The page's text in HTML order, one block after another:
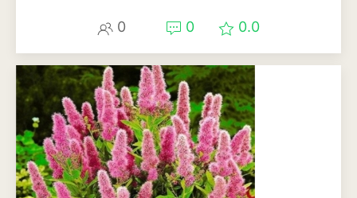
Гранат
Грецкий орех
Груша
Ежевика
0 0 0.0